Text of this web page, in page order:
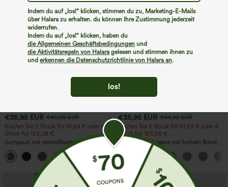
Indem du auf „los!“ klicken, stimmen du zu, Marketing-E-Mails
über Halara zu erhalten. du können Ihre Zustimmung jederzeit
widerrufen.
Indem du auf „los!“ klicken, haben du
die Allgemeinen Geschäftsbedingungen und
die Aktivitätsregeln von Halara gelesen und stimmen ihnen zu
und erkennen die Datenschutzrichtlinie von Halara an.
los!
€35,95 EUR €40,95 EUR
Kaufen Sie 2 Stück für 61,54 € oder 4
Stück für 123,08 €.
Jumpsuit mit verstellbaren Trägern,
gerafftem Detail, weitem Bein und
meliertem Stoff, lässig, mit Taschen -
Easy Peezy
+10
€35,95 EUR €44,95 EUR
Kaufen Sie 2 Stück für 61,54 € oder 4
Stück für 123,08 €.
Halara Flex™ Jeans mit hohem Bund
und Taschen, gewaschener, lässiger
Bootcut